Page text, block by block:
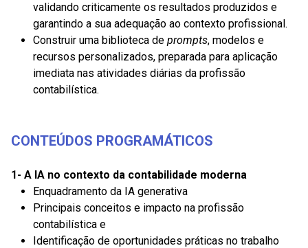
validando criticamente os resultados produzidos e
garantindo a sua adequação ao contexto profissional.
Construir uma biblioteca de prompts, modelos e
recursos personalizados, preparada para aplicação
imediata nas atividades diárias da profissão
contabilística.
CONTEÚDOS PROGRAMÁTICOS
1- A IA no contexto da contabilidade moderna
Enquadramento da IA generativa
Principais conceitos e impacto na profissão
contabilística e
Identificação de oportunidades práticas no trabalho